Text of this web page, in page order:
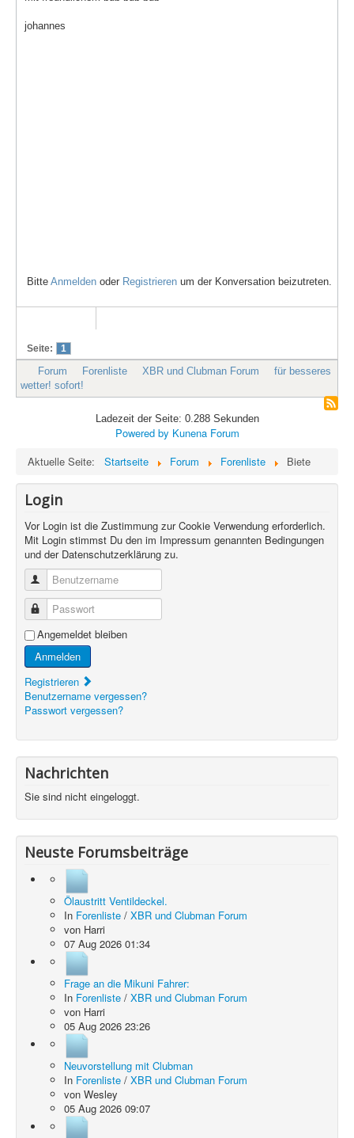
johannes
Bitte Anmelden oder Registrieren um der Konversation beizutreten.
Seite: 1
Forum Forenliste XBR und Clubman Forum
für besseres
wetter! sofort!
Ladezeit der Seite: 0.288 Sekunden
Powered by Kunena Forum
Aktuelle Seite:
Startseite Forum Forenliste Biete
Login
Vor Login ist die Zustimmung zur Cookie Verwendung erforderlich.
Mit Login stimmst Du den im Impressum genannten Bedingungen
und der Datenschutzerklärung zu.
Benutzername
Passwort
Angemeldet bleiben
Anmelden
Registrieren
Benutzername vergessen?
Passwort vergessen?
Nachrichten
Sie sind nicht eingeloggt.
Neuste Forumsbeiträge
Ölaustritt Ventildeckel.
In Forenliste / XBR und Clubman Forum
von Harri
07 Aug 2026 01:34
Frage an die Mikuni Fahrer:
In Forenliste / XBR und Clubman Forum
von Harri
05 Aug 2026 23:26
Neuvorstellung mit Clubman
In Forenliste / XBR und Clubman Forum
von Wesley
05 Aug 2026 09:07